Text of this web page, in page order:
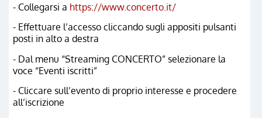
- Collegarsi a https://www.concerto.it/
- Effettuare l’accesso cliccando sugli appositi pulsanti
posti in alto a destra
- Dal menu “Streaming CONCERTO” selezionare la
voce “Eventi iscritti”
- Cliccare sull’evento di proprio interesse e procedere
all’iscrizione